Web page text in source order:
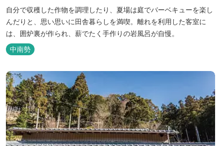
自分で収穫した作物を調理したり、夏場は庭でバーベキューを楽し
んだりと、思い思いに田舎暮らしを満喫。離れを利用した客室に
は、囲炉裏が作られ、薪でたく手作りの岩風呂が自慢。
中南勢